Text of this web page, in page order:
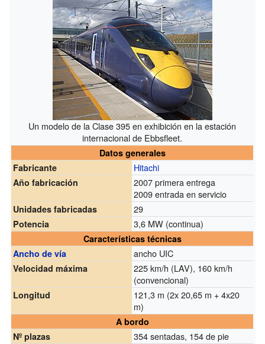
Un modelo de la Clase 395 en exhibición en la estación
internacional de Ebbsfleet.
Datos generales
Fabricante
Hitachi
Año fabricación
2007 primera entrega
2009 entrada en servicio
Unidades fabricadas 29
Potencia 3,6 MW (continua)
Características técnicas
Ancho de vía
ancho UIC
Velocidad máxima
225 km/h (LAV), 160 km/h
(convencional)
Longitud
121,3 m (2x 20,65 m + 4x20
m)
A bordo
Nº plazas
354 sentadas, 154 de pie